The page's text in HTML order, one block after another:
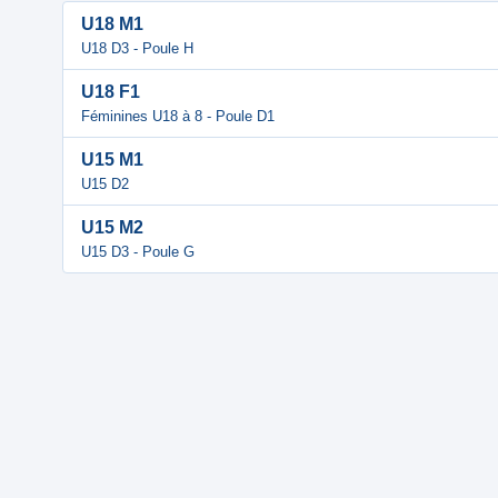
U18 M1
U18 D3 - Poule H
U18 F1
Féminines U18 à 8 - Poule D1
U15 M1
U15 D2
U15 M2
U15 D3 - Poule G